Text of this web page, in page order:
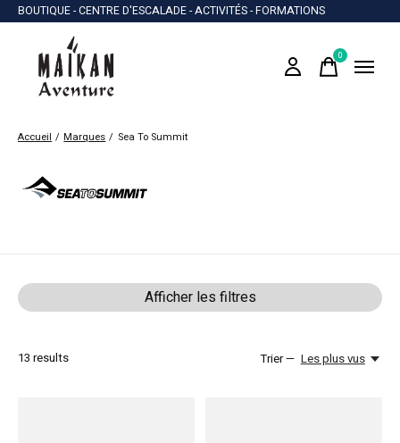
BOUTIQUE - CENTRE D'ESCALADE - ACTIVITÉS - FORMATIONS
0items
Accueil / Marques / Sea To Summit
Sea To Summit
Afficher les filtres
13 results Trier — Les plus vus